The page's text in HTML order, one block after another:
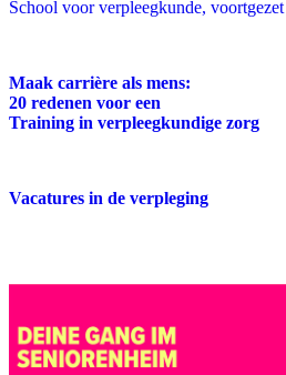
School voor verpleegkunde,
Maak carrière als mens:
20 redenen voor een
Training in verpleegkundige zorg
Vacatures in de verpleging